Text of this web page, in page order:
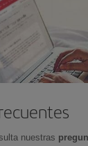
nuestras